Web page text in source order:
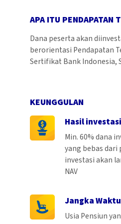
APA ITU PENDAPATAN
Dana peserta akan
berorientasi Pendapatan
Sertifikat Bank Indonesia,
KEUNGGULAN
Hasil
Min. 60% dana
yang bebas dari
investasi akan
NAV
Jangka
Usia Pensiun